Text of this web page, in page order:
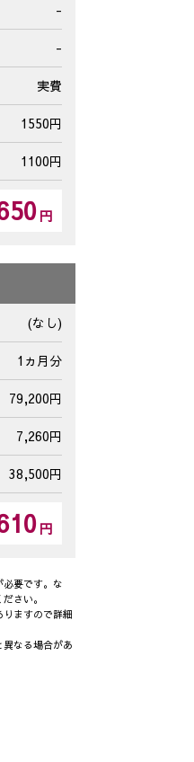
-
-
実費
1550円
1100円
円
(なし)
1ヵ月分
79,200円
7,260円
38,500円
円
要です。な
さい。
ますので詳細
なる場合があ